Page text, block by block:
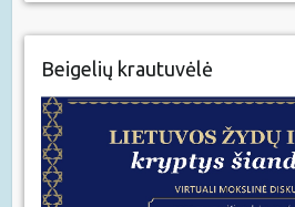
Beigelių krautuvėlė